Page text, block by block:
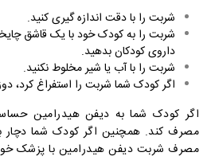
شربت را با دقت اندازه گیری کنید.
شربت را به کودک خود با یک قاشق
داروی کودکان بدهید.
شربت را با آب یا شیر مخلوط نکنید.
اگر کودک شما شربت را استفراغ کرد،
اگر کودک شما به دیفن هیدرامین
مصرف کند. همچنین اگر کودک شما دچار
مصرف شربت دیفن هیدرامین با پزشک